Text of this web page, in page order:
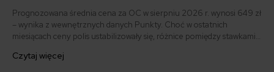
Prognozowana średnia cena za OC w sierpniu 2026 r. wynosi 649 zł
– wynika z wewnętrznych danych Punkty. Choć w ostatnich
miesiącach ceny polis ustabilizowały się, różnice pomiędzy stawkami
500 zł, inni – powyżej 1500 zł. Gdzie znaleźć najtańsze OC w Polsce
Czytaj więcej